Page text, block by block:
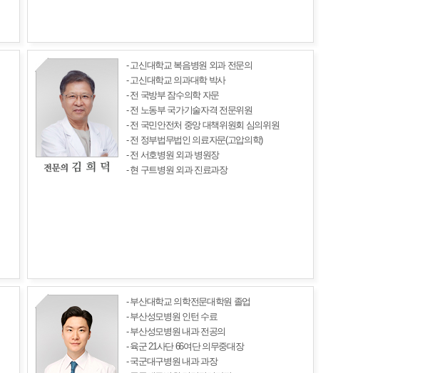
- 고신대학교 복음병원 외과 전문의
- 고신대학교 의과대학 박사
- 전 국방부 잠수의학 자문
- 전 노동부 국가기술자격 전문위원
- 전 국민안전처 중앙 대책위원회 심의위원
- 전 정부법무법인 의료자문(고압의학)
- 전 서호병원 외과 병원장
- 현 구트병원 외과 진료과장
- 부산대학교 의학전문대학원 졸업
- 부산성모병원 인턴 수료
- 부산성모병원 내과 전공의
- 육군 21사단 66여단 의무중대장
- 국군대구병원 내과 과장